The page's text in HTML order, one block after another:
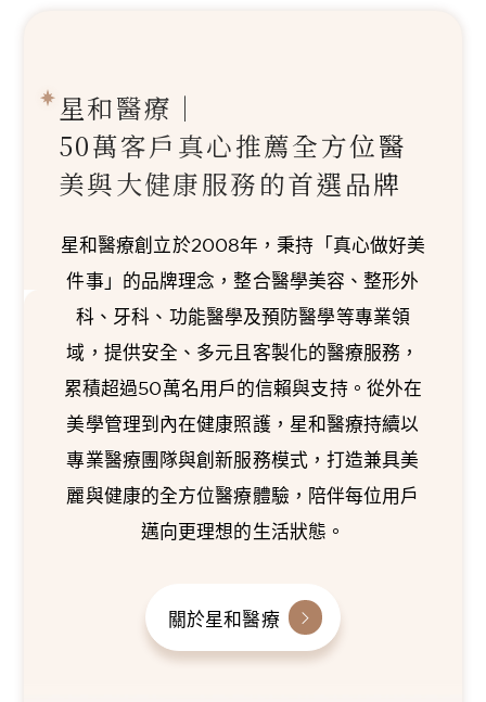
星和醫療｜
50萬客戶真心推薦全方位醫
美與大健康服務的首選品牌
星和醫療創立於2008年，秉持「真心做好美
件事」的品牌理念，整合醫學美容、整形外
科、牙科、功能醫學及預防醫學等專業領
域，提供安全、多元且客製化的醫療服務，
累積超過50萬名用戶的信賴與支持。從外在
美學管理到內在健康照護，星和醫療持續以
專業醫療團隊與創新服務模式，打造兼具美
麗與健康的全方位醫療體驗，陪伴每位用戶
邁向更理想的生活狀態。
關於星和醫療